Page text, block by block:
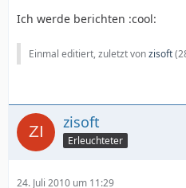
Ich werde berichten :cool:
Einmal editiert, zuletzt vonzisoft(
zisoft
Erleuchteter
24. Juli 2010 um 11:29